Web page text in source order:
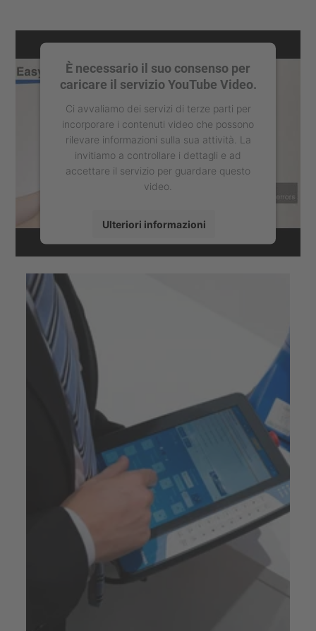
È necessario il suo consenso per
caricare il servizio YouTube Video.
Ci avvaliamo dei servizi di terze parti per
incorporare i contenuti video che possono
rilevare informazioni sulla sua attività. La
invitiamo a controllare i dettagli e ad
accettare il servizio per guardare questo
video.
Ulteriori informazioni
Accetta